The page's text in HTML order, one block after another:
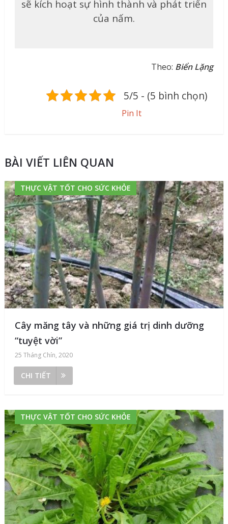
sẽ kích hoạt sự hình thành và phát triển
của nấm.
Theo: Biển Lặng
5/5 - (5 bình chọn)
Pin It
BÀI VIẾT LIÊN QUAN
THỰC VẬT TỐT CHO SỨC KHỎE
Cây măng tây và những giá trị dinh dưỡng
“tuyệt vời”
25 Tháng Chín, 2020
CHI TIẾT
THỰC VẬT TỐT CHO SỨC KHỎE